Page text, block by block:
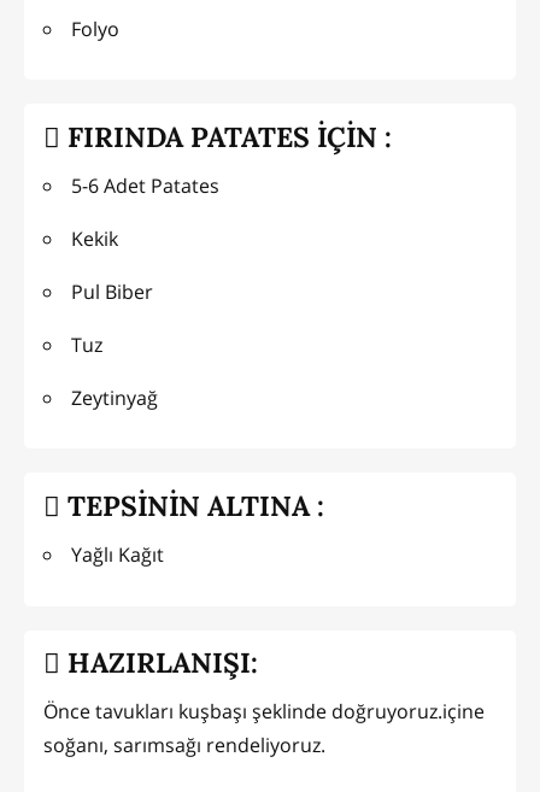
Folyo
FIRINDA PATATES İÇİN :
5-6 Adet Patates
Kekik
Pul Biber
Tuz
Zeytinyağ
TEPSİNİN ALTINA :
Yağlı Kağıt
HAZIRLANIŞI:
Önce tavukları kuşbaşı şeklinde doğruyoruz.içine
soğanı, sarımsağı rendeliyoruz.